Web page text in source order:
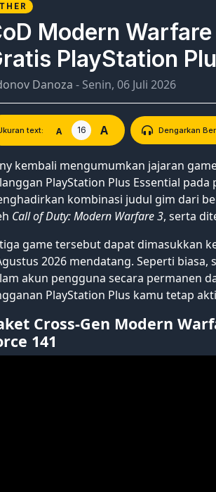
Modern
PlayStation
Danoza - Senin, 06 Juli 2026
text: A 16 A Dengarkan
kembali mengumumkan jajaran
PlayStation Plus Essential pada
kombinasi judul gim dari
Call of Duty: Modern Warfare 3, serta
game tersebut dapat dimasukkan
2026 mendatang. Seperti
akun pengguna secara permanen
PlayStation Plus kamu tetap
Cross-Gen Modern
141